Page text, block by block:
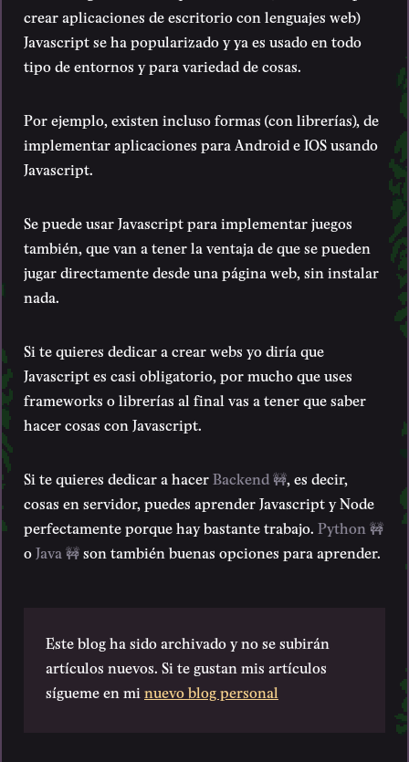
crear aplicaciones de escritorio con lenguajes web)
Javascript se ha popularizado y ya es usado en todo
tipo de entornos y para variedad de cosas.
Por ejemplo, existen incluso formas (con librerías), de
implementar aplicaciones para Android e IOS usando
Javascript.
Se puede usar Javascript para implementar juegos
también, que van a tener la ventaja de que se pueden
jugar directamente desde una página web, sin instalar
nada.
Si te quieres dedicar a crear webs yo diría que
Javascript es casi obligatorio, por mucho que uses
frameworks o librerías al final vas a tener que saber
hacer cosas con Javascript.
Si te quieres dedicar a hacerBackend 🚧 , es decir,
cosas en servidor, puedes aprender Javascript y Node
perfectamente porque hay bastante trabajo. Python 🚧
oJava 🚧son también buenas opciones para aprender.
Este blog ha sido archivado y no se subirán
artículos nuevos. Si te gustan mis artículos
sígueme en mi nuevo blog personal